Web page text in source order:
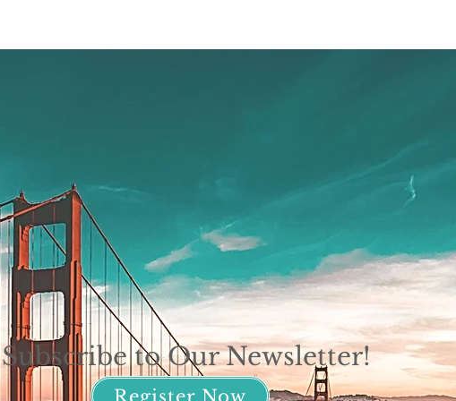
Subscribe to Our Newsletter!
Register Now